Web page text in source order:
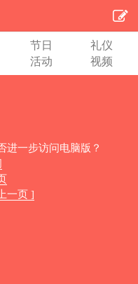
节日
礼仪
活动 视频
进一步访问电脑版？
一页 ]